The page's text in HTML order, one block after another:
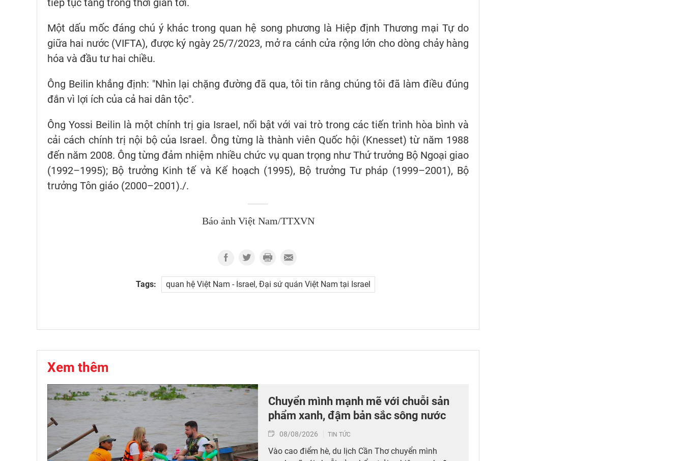
tiếp tục tăng trong thời gian tới.
Một dấu mốc đáng chú ý khác trong quan hệ song phương là Hiệp định Thương mại Tự do
giữa hai nước (VIFTA), được ký ngày 25/7/2023, mở ra cánh cửa rộng lớn cho dòng chảy hàng
hóa và đầu tư hai chiều.
Ông Beilin khẳng định: "Nhìn lại chặng đường đã qua, tôi tin rằng chúng tôi đã làm điều đúng
đắn vì lợi ích của cả hai dân tộc".
Ông Yossi Beilin là một chính trị gia Israel, nổi bật với vai trò trong các tiến trình hòa bình và
cải cách chính trị nội bộ của Israel. Ông từng là thành viên Quốc hội (Knesset) từ năm 1988
đến năm 2008. Ông từng đảm nhiệm nhiều chức vụ quan trọng như Thứ trưởng Bộ Ngoại giao
(1992–1995); Bộ trưởng Kinh tế và Kế hoạch (1995), Bộ trưởng Tư pháp (1999–2001), Bộ
trưởng Tôn giáo (2000–2001)./.
Báo ảnh Việt Nam/TTXVN
Tags: quan hệ Việt Nam - Israel, Đại sứ quán Việt Nam tại Israel
Xem thêm
Chuyển mình mạnh mẽ với chuỗi sản
phẩm xanh, đậm bản sắc sông nước
08/08/2026 TIN TỨC
Vào cao điểm hè, du lịch Cần Thơ chuyển mình